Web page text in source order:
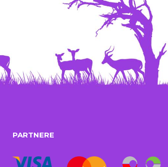
PARTNERE